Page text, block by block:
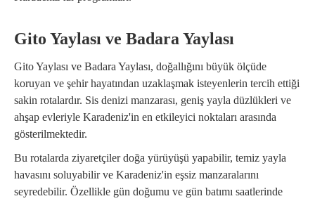
Gito Yaylası ve Badara Yaylası
Gito Yaylası ve Badara Yaylası, doğallığını büyük ölçüde
koruyan ve şehir hayatından uzaklaşmak isteyenlerin tercih ettiği
sakin rotalardır. Sis denizi manzarası, geniş yayla düzlükleri ve
ahşap evleriyle Karadeniz'in en etkileyici noktaları arasında
gösterilmektedir.
Bu rotalarda ziyaretçiler doğa yürüyüşü yapabilir, temiz yayla
havasını soluyabilir ve Karadeniz'in eşsiz manzaralarını
seyredebilir. Özellikle gün doğumu ve gün batımı saatlerinde